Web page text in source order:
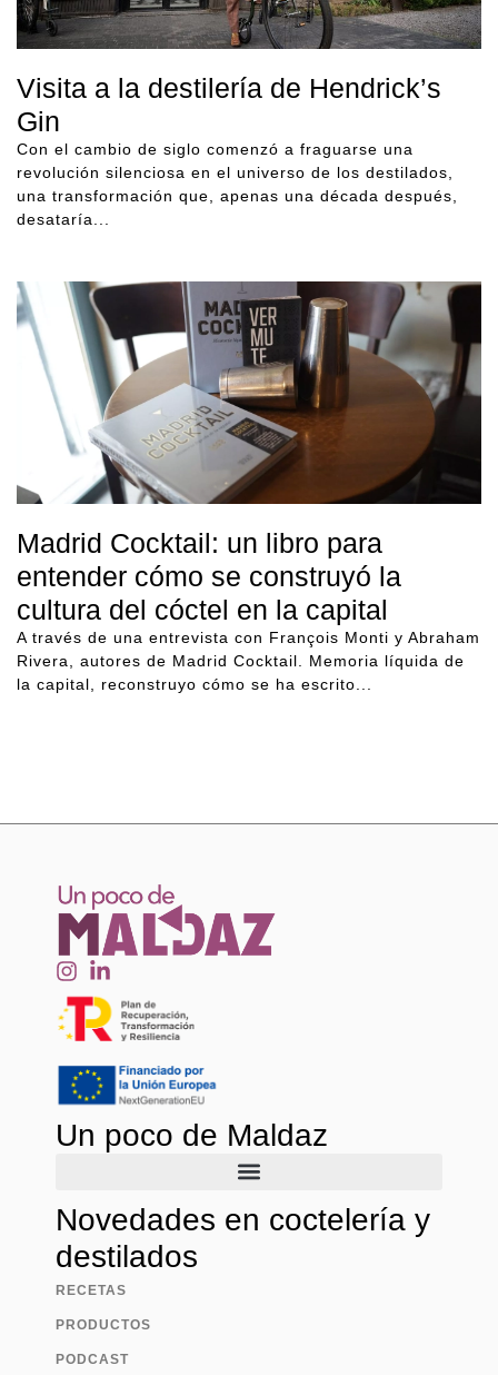
Visita a la destilería de Hendrick’s
Gin
Con el cambio de siglo comenzó a fraguarse una
revolución silenciosa en el universo de los destilados,
una transformación que, apenas una década después,
desataría...
Madrid Cocktail: un libro para
entender cómo se construyó la
cultura del cóctel en la capital
A través de una entrevista con François Monti y Abraham
Rivera, autores de Madrid Cocktail. Memoria líquida de
la capital, reconstruyo cómo se ha escrito...
Un poco de Maldaz
Novedades en coctelería y
destilados
RECETAS
PRODUCTOS
PODCAST